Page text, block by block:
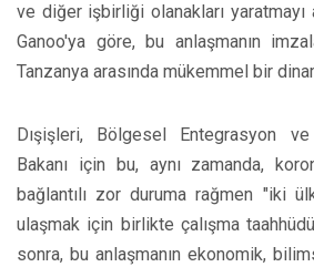
ve diğer işbirliği olanakları yaratmayı
Ganoo'ya göre, bu anlaşmanın
Tanzanya arasında mükemmel bir
Dışişleri, Bölgesel Entegrasyon
Bakanı için bu, aynı zamanda,
bağlantılı zor duruma rağmen "iki
ulaşmak için birlikte çalışma
sonra, bu anlaşmanın ekonomik,